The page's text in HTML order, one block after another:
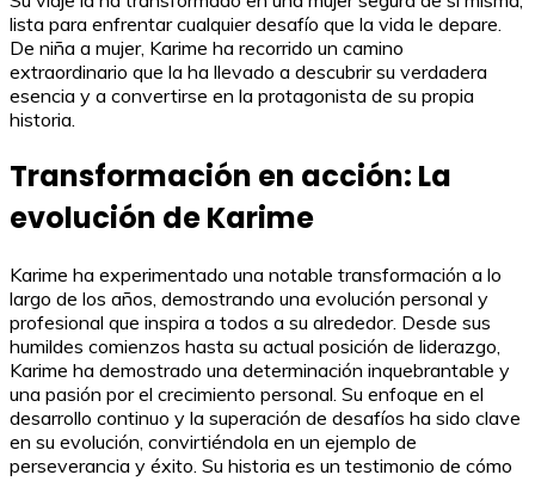
lista para enfrentar cualquier desafío que la vida le depare.
De niña a mujer, Karime ha recorrido un camino
extraordinario que la ha llevado a descubrir su verdadera
esencia y a convertirse en la protagonista de su propia
historia.
Transformación en acción: La
evolución de Karime
Karime ha experimentado una notable transformación a lo
largo de los años, demostrando una evolución personal y
profesional que inspira a todos a su alrededor. Desde sus
humildes comienzos hasta su actual posición de liderazgo,
Karime ha demostrado una determinación inquebrantable y
una pasión por el crecimiento personal. Su enfoque en el
desarrollo continuo y la superación de desafíos ha sido clave
en su evolución, convirtiéndola en un ejemplo de
perseverancia y éxito. Su historia es un testimonio de cómo